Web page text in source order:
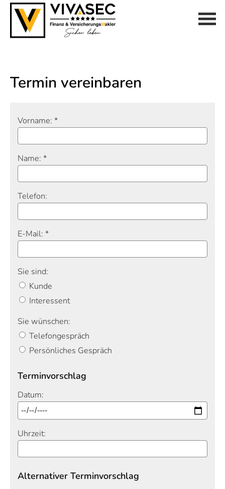
Termin ver­ein­baren
Vorname: *
Name: *
Telefon:
E-Mail: *
Sie sind:
Kunde
Interessent
Sie wünschen:
Telefongespräch
Persönliches Gespräch
Terminvorschlag
Datum:
Uhrzeit:
Alternativer Terminvorschlag